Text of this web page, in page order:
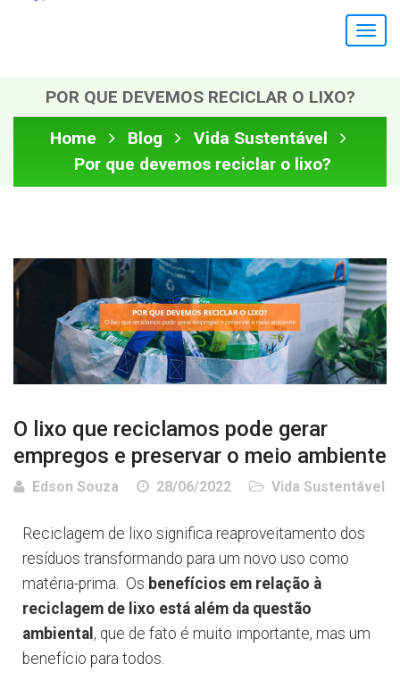
POR QUE DEVEMOS RECICLAR O LIXO?
Home
Blog
Vida Sustentável
Por que devemos reciclar o lixo?
O lixo que reciclamos pode gerar
empregos e preservar o meio ambiente
Edson Souza 28/06/2022 Vida Sustentável
Reciclagem de lixo significa reaproveitamento dos
resíduos transformando para um novo uso como
matéria-prima. Os benefícios em relação à
reciclagem de lixo está além da questão
ambiental , que de fato é muito importante, mas um
benefício para todos.